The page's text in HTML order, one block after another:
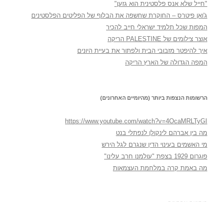
"חייל שלא אנס פלסטינית הוא גזען"
ג'ואן פיטרס – החוקרת שחשפה את הבלוף של הפליטים הפלסטינים
המפות שכל תלמיד ישראלי חייב להכיר
אוצר צילומים של PALESTINE הריקה
איך להיפטר מזבובי הבית ולפתור את בעיית היונים
המפה הגדולה של הארץ הריקה
הרשומות הנצפות ביותר (מהיומיים האחרונים)
https://www.youtube.com/watch?v=4OcaMRLTyGI
מה בין אברהם לינקולן לנפתלי בנט
מי האשמים בעינוי הדין שנגרם לגל הירש
פוגרום 1929 בצפת "עולמנו חרב עלינו"
מה באמת קרה במלחמת העצמאות